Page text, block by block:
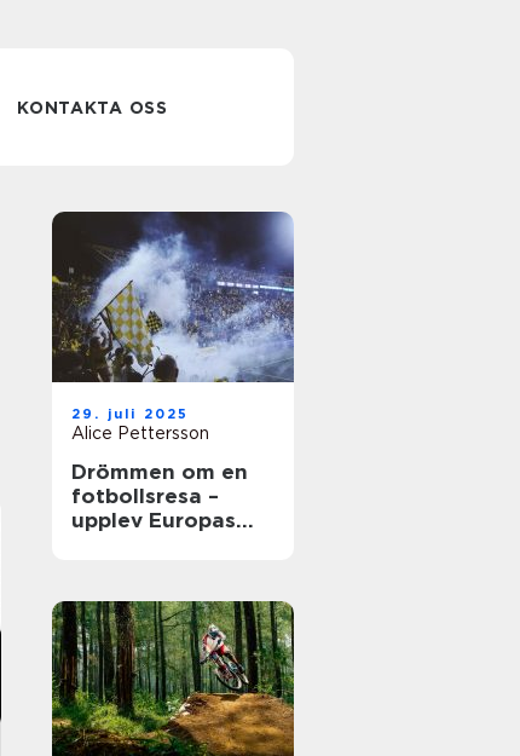
KONTAKTA OSS
29. juli 2025
Alice Pettersson
Drömmen om en
fotbollsresa –
upplev Europas